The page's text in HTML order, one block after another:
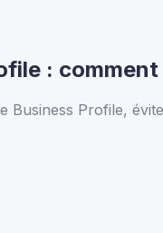
:
Profile,